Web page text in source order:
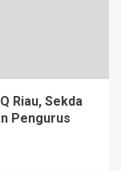
Riau, Sekda
Pengurus